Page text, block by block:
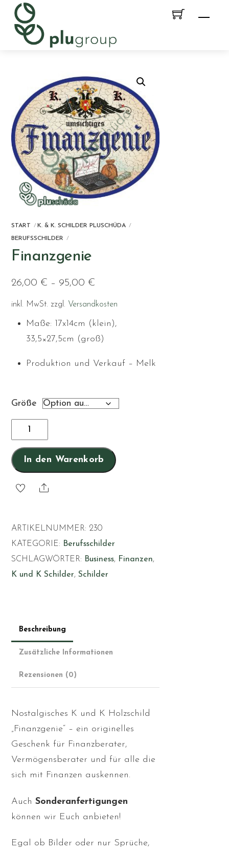
Skip
content
START K. & K. SCHILDER PLUSCHÜDA
BERUFSSCHILDER
Finanzgenie
26,00 € – 95,00 €
inkl. MwSt. zzgl. Versandkosten
Maße: 17x14cm (klein),
33,5×27,5cm (groß)
Produktion und Verkauf – Melk
Größe
Finanzgenie
Menge
In den Warenkorb
Share
ARTIKELNUMMER: 230
KATEGORIE: Berufsschilder
SCHLAGWÖRTER: Business, Finanzen,
K und K Schilder,Schilder
Beschreibung
Zusätzliche Informationen
Rezensionen (0)
Nostalgisches K und K Holzschild
„Finanzgenie“ – ein originelles
Geschenk für Finanzberater,
Vermögensberater und für alle die
sich mit Finanzen auskennen.
AuchSonderanfertigungen
können wir Euch anbieten!
Egal ob Bilder oder nur Sprüche,